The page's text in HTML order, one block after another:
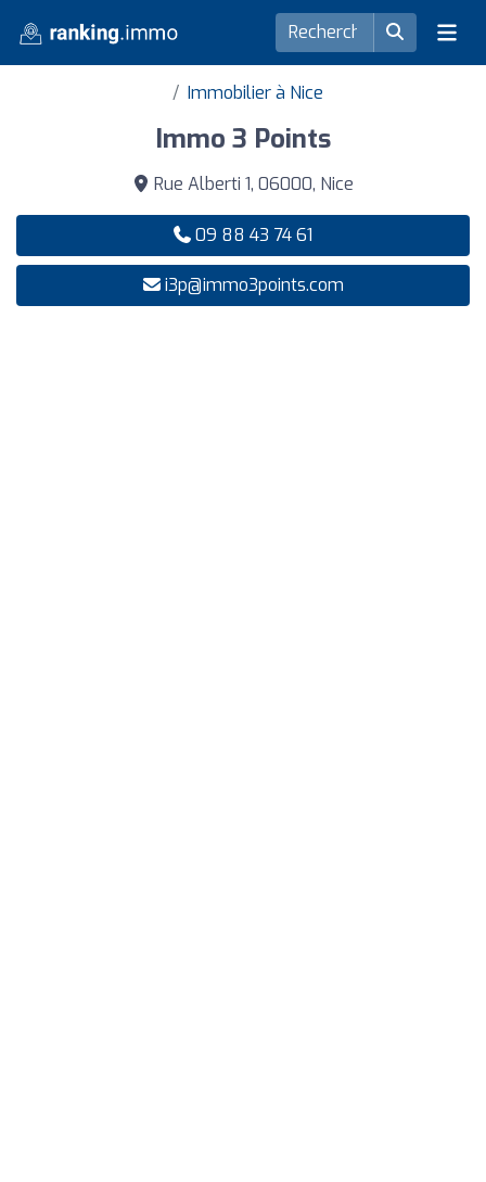
Immobilier à Nice
Immo 3 Points
Rue Alberti 1, 06000, Nice
09 88 43 74 61
i3p@immo3points.com